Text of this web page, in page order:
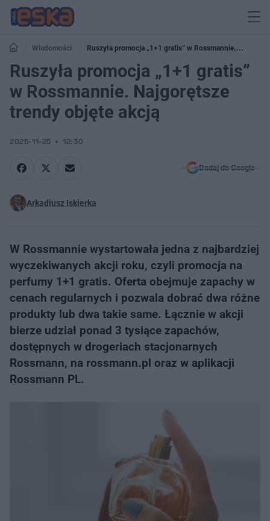
Wiadomości
Ruszyła promocja „1+1 gratis” w Rossmannie.
Najgorętsze trendy objęte akcją
Ruszyła promocja „1+1 gratis”
w Rossmannie. Najgorętsze
trendy objęte akcją
2025-11-25 12:30
Dodaj do Google
Arkadiusz Iskierka
W Rossmannie wystartowała jedna z najbardziej
wyczekiwanych akcji roku, czyli promocja na
perfumy 1+1 gratis. Oferta obejmuje zapachy w
cenach regularnych i pozwala dobrać dwa różne
produkty lub dwa takie same. Łącznie w akcji
bierze udział ponad 3 tysiące zapachów,
dostępnych w drogeriach stacjonarnych
Rossmann, na rossmann.pl oraz w aplikacji
Rossmann PL.